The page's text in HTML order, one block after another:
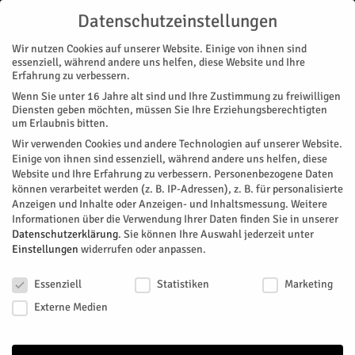
Start Stadtteile Jülich Tänzerisch wertvoll
STADTTEILE JÜLICH
Tänzerisch wertvoll
Deutsche Meisterschaft Discofox, Kür und Formation in Jülich.
VonNicola Wenzl- Dezember 5, 2024 280 0
Facebook Twitter
Datenschutzeinstellungen
Wir nutzen Cookies auf unserer Website. Einige von ihnen sind
essenziell, während andere uns helfen, diese Website und Ihre
Erfahrung zu verbessern.
Wenn Sie unter 16 Jahre alt sind und Ihre Zustimmung zu freiwilligen
Diensten geben möchten, müssen Sie Ihre Erziehungsberechtigten
um Erlaubnis bitten.
Wir verwenden Cookies und andere Technologien auf unserer Website.
Einige von ihnen sind essenziell, während andere uns helfen, diese
Website und Ihre Erfahrung zu verbessern. Personenbezogene Daten
können verarbeitet werden (z. B. IP-Adressen), z. B. für personalisierte
Anzeigen und Inhalte oder Anzeigen- und Inhaltsmessung. Weitere
Informationen über die Verwendung Ihrer Daten finden Sie in unserer
Datenschutzerklärung. Sie können Ihre Auswahl jederzeit unter
Einstellungen widerrufen oder anpassen.
Essenziell
Statistiken
Marketing
Externe Medien